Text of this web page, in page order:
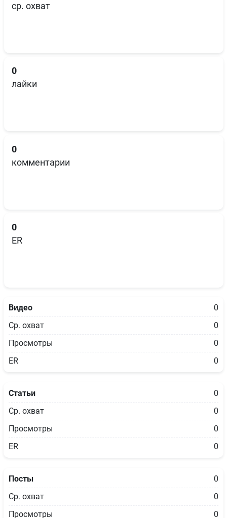
ср. охват
0
лайки
0
комментарии
0
ER
Видео
0
Ср. охват
0
Просмотры
0
ER
0
Статьи
0
Ср. охват
0
Просмотры
0
ER
0
Посты
0
Ср. охват
0
Просмотры
0